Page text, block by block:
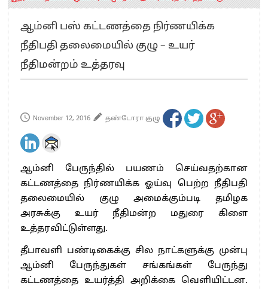
“மக்களால் நிராகரிக்கப்பட்டவர் ஸ்டாலின்!” – செங்கோட்டையன்
எங்களை நீக்குவதற்கு இபிஎஸ்க்கு அதிகாரம் இல்லை.. – சி. வி.சண்முகம்
எஸ்.பி.வேலுமணி, சி.வி.சண்முகம் உள்ளிட்ட MLA-க்கள் பதவி பறிப்பு
”நீட் தேர்வை முழுமையாக ரத்து செய்ய வேண்டும்”- முதல்வர் விஜய்
“மாணவர்கள் நடத்திய மொழிப்போரில் ஸ்டிக்கர் ஒட்டிக்கொண்டது திமுக”- பாமக
சிதம்பரம்
“ஜெயலலிதா அவர்களே என் ரோல் மாடல்” -பிரேமலதா விஜயகாந்த் பேட்டி
ராகுல் காந்தி கைது – தவெக தலைவர் விஜய் கண்டனம்
பாகிஸ்தானின் அணு ஆயுத மிரட்டலுக்கு அஞ்சமாட்டோம் – இந்தியா
மத்திய ஆசிரியர் தகுதித் தேர்வு: பட்டதாரிகள் அக்.16 வரை விண்ணப்பிக்கலாம்
தமிழக சட்டப்பேரவையில் காலியிடங்கள் 6 ஆக உயர்வு
ஆம்னி பஸ் கட்டணத்தை நிர்ணயிக்க
நீதிபதி தலைமையில் குழு – உயர்
நீதிமன்றம் உத்தரவு
November 12, 2016 தண்டோரா குழு
ஆம்னி பேருந்தில் பயணம் செய்வதற்கான
கட்டணத்தை நிர்ணயிக்க ஓய்வு பெற்ற நீதிபதி
தலைமையில் குழு அமைக்கும்படி தமிழக
அரசுக்கு உயர் நீதிமன்ற மதுரை கிளை
உத்தரவிட்டுள்ளது.
தீபாவளி பண்டிகைக்கு சில நாட்களுக்கு முன்பு
ஆம்னி பேருந்துகள் சங்கங்கள் பேருந்து
கட்டணத்தை உயர்த்தி அறிக்கை வெளியிட்டன.